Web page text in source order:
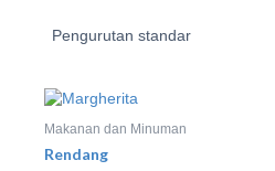
Makanan dan Minuman
Rendang